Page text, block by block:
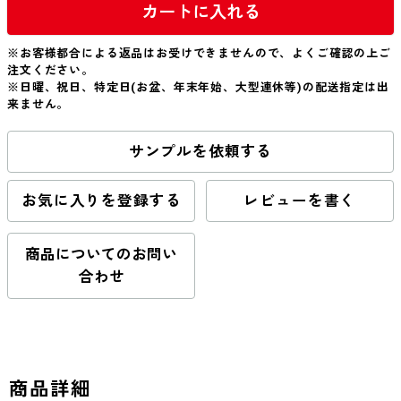
カートに入れる
※お客様都合による返品はお受けできませんので、よくご確認の上ご
注文ください。
※日曜、祝日、特定日(お盆、年末年始、大型連休等)の配送指定は出
来ません。
サンプルを依頼する
お気に入りを登録する レビューを書く
商品についてのお問い
合わせ
商品詳細